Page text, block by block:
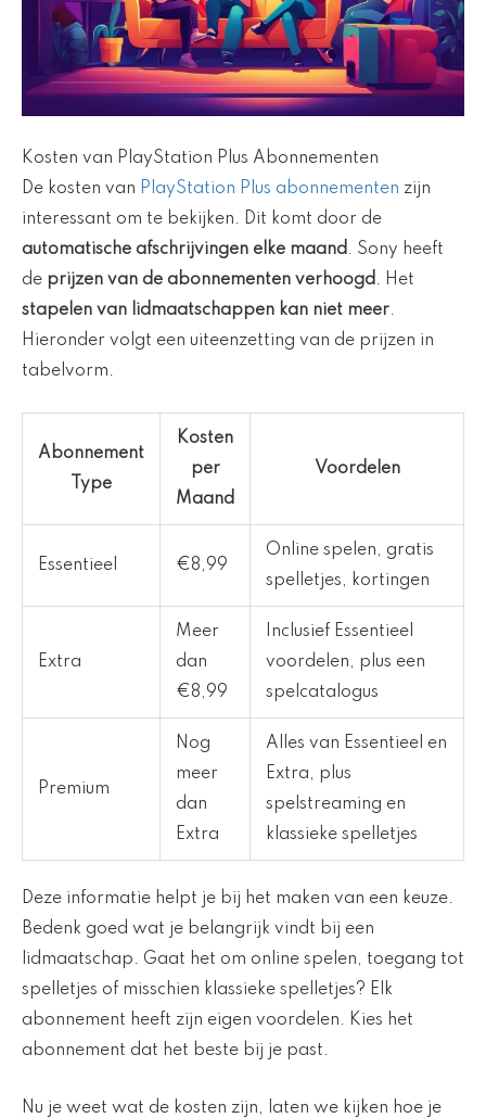
Kosten van PlayStation Plus Abonnementen
De kosten van PlayStation Plus abonnementen zijn
interessant om te bekijken. Dit komt door de
automatische afschrijvingen elke maand . Sony heeft
de prijzen van de abonnementen verhoogd . Het
stapelen van lidmaatschappen kan niet meer.
Hieronder volgt een uiteenzetting van de prijzen in
tabelvorm.
Abonnement
Type
Kosten
per
Maand
Voordelen
Essentieel €8,99
Online spelen, gratis
spelletjes, kortingen
Extra
Meer
dan
€8,99
Inclusief Essentieel
voordelen, plus een
spelcatalogus
Premium
Nog
meer
dan
Extra
Alles van Essentieel en
Extra, plus
spelstreaming en
klassieke spelletjes
Deze informatie helpt je bij het maken van een keuze.
Bedenk goed wat je belangrijk vindt bij een
lidmaatschap. Gaat het om online spelen, toegang tot
spelletjes of misschien klassieke spelletjes? Elk
abonnement heeft zijn eigen voordelen. Kies het
abonnement dat het beste bij je past.
Nu je weet wat de kosten zijn, laten we kijken hoe je